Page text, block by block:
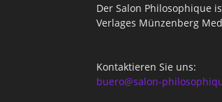
Der Salon Philosophique
Verlages Münzenberg
Kontaktieren Sie uns:
buero@salon-